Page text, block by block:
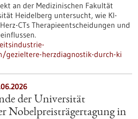
an der Medizinischen Fakultät
Heidelberg untersucht, wie KI-
CTs Therapieentscheidungen und
herzdiagnostik-durch-ki
der Universität
Nobelpreisträgertagung in